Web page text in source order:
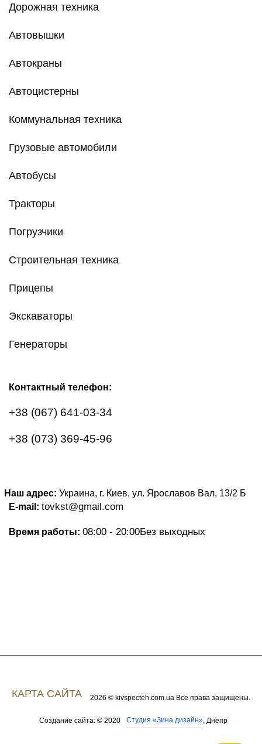
Дорожная техника
Автовышки
Автокраны
Автоцистерны
Коммунальная техника
Грузовые автомобили
Автобусы
Тракторы
Погрузчики
Строительная техника
Прицепы
Экскаваторы
Генераторы
Контактный телефон:
+38 (067) 641-03-34
+38 (073) 369-45-96
Наш адрес: Украина, г. Киев, ул. Ярославов Вал, 13/2 Б
E-mail: tovkst@gmail.com
Время работы: 08:00 - 20:00Без выходных
КАРТА САЙТА 2026 © kivspecteh.com.ua Все права защищены.
Создание сайта: © 2020 Студия «Зина дизайн», Днепр